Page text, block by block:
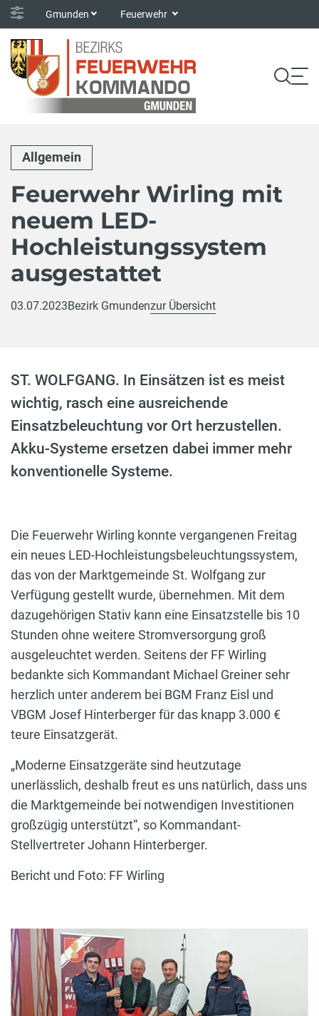
Gmunden Feuerwehr
Allgemein
Feuerwehr Wirling mit
neuem LED-
Hochleistungssystem
ausgestattet
03.07.2023Bezirk Gmundenzur Übersicht
ST. WOLFGANG. In Einsätzen ist es meist
wichtig, rasch eine ausreichende
Einsatzbeleuchtung vor Ort herzustellen.
Akku-Systeme ersetzen dabei immer mehr
konventionelle Systeme.
Die Feuerwehr Wirling konnte vergangenen Freitag
ein neues LED-Hochleistungsbeleuchtungssystem,
das von der Marktgemeinde St. Wolfgang zur
Verfügung gestellt wurde, übernehmen. Mit dem
dazugehörigen Stativ kann eine Einsatzstelle bis 10
Stunden ohne weitere Stromversorgung groß
ausgeleuchtet werden. Seitens der FF Wirling
bedankte sich Kommandant Michael Greiner sehr
herzlich unter anderem bei BGM Franz Eisl und
VBGM Josef Hinterberger für das knapp 3.000 €
teure Einsatzgerät.
„Moderne Einsatzgeräte sind heutzutage
unerlässlich, deshalb freut es uns natürlich, dass uns
die Marktgemeinde bei notwendigen Investitionen
großzügig unterstützt“, so Kommandant-
Stellvertreter Johann Hinterberger.
Bericht und Foto: FF Wirling